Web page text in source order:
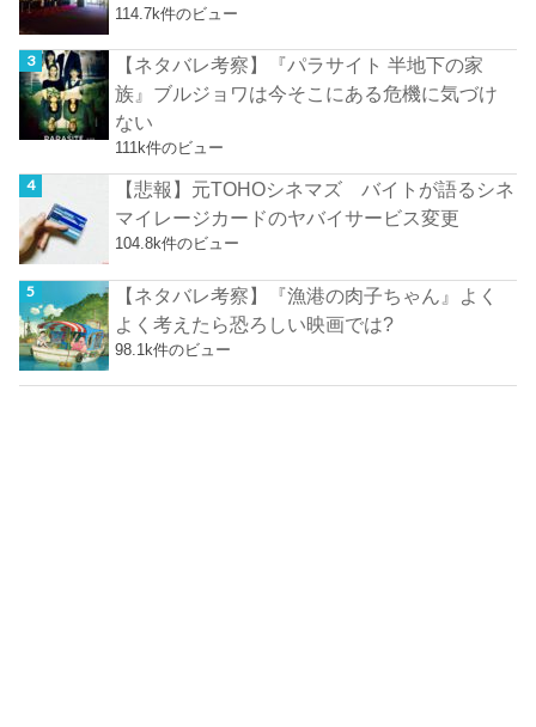
114.7k件のビュー
【ネタバレ考察】『パラサイト 半地下の家
族』ブルジョワは今そこにある危機に気づけ
ない
111k件のビュー
【悲報】元TOHOシネマズ バイトが語るシネ
マイレージカードのヤバイサービス変更
104.8k件のビュー
【ネタバレ考察】『漁港の肉子ちゃん』よく
よく考えたら恐ろしい映画では?
98.1k件のビュー